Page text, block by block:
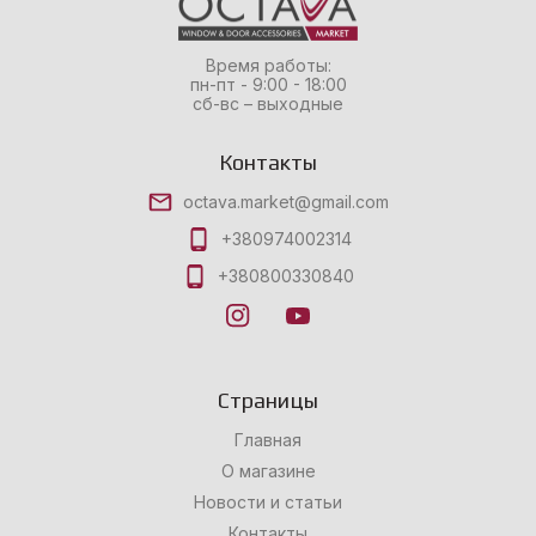
Время работы:
пн-пт - 9:00 - 18:00
сб-вс – выходные
Контакты
octava.market@gmail.com
+380974002314
+380800330840
Страницы
Главная
О магазине
Новости и статьи